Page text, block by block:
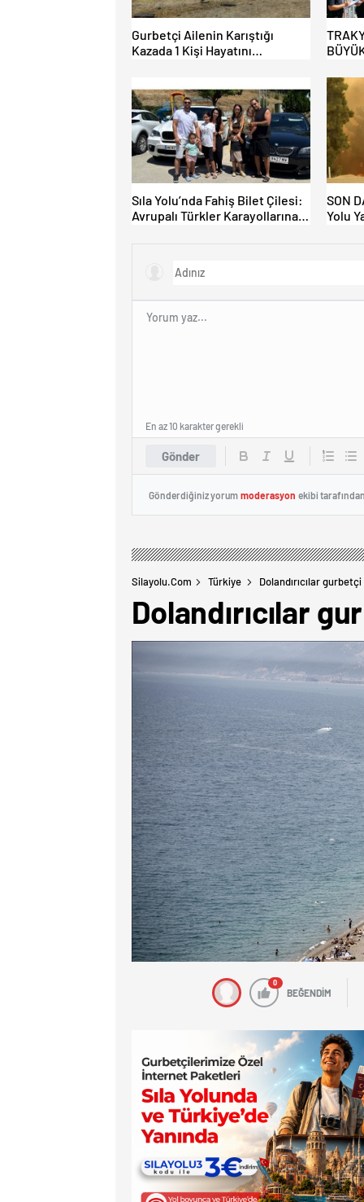
Gurbetçi Ailenin Karıştığı
Kazada 1 Kişi Hayatını
Sıla Yolu’nda Fahiş Bilet Çilesi:
Avrupalı Türkler Karayollarına
SON
Yolu
Gönder
En az 10 karakter gerekli
Gönderdiğiniz yorum moderasyon ekibi
Silayolu.com Türkiye Dolandırıcılar gurbetçi
Dolandırıcılar
0
BEĞENDİM